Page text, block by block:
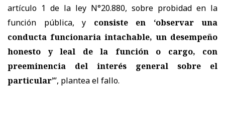
artículo 1 de la ley N°20.880, sobre probidad en la
función pública, y consiste en ‘observar una
conducta funcionaria intachable, un desempeño
honesto y leal de la función o cargo, con
preeminencia del interés general sobre el
particular’”, plantea el fallo.